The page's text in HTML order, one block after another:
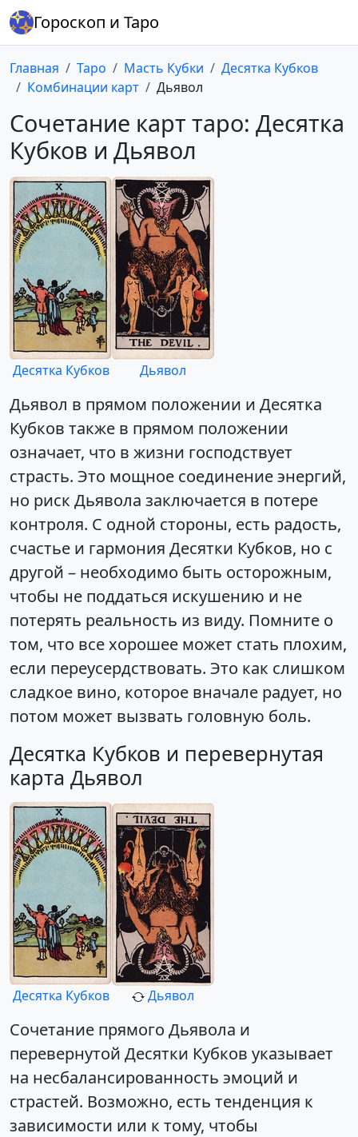
Гороскоп и Таро
Главная Таро Масть Кубки
Десятка Кубков
Комбинации карт
Дьявол
Сочетание карт таро: Десятка
Кубков и Дьявол
Десятка Кубков Дьявол
Дьявол в прямом положении и Десятка
Кубков также в прямом положении
означает, что в жизни господствует
страсть. Это мощное соединение энергий,
но риск Дьявола заключается в потере
контроля. С одной стороны, есть радость,
счастье и гармония Десятки Кубков, но с
другой – необходимо быть осторожным,
чтобы не поддаться искушению и не
потерять реальность из виду. Помните о
том, что все хорошее может стать плохим,
если переусердствовать. Это как слишком
сладкое вино, которое вначале радует, но
потом может вызвать головную боль.
Десятка Кубков и перевернутая
карта Дьявол
Десятка Кубков Дьявол
Сочетание прямого Дьявола и
перевернутой Десятки Кубков указывает
на несбалансированность эмоций и
страстей. Возможно, есть тенденция к
зависимости или к тому, чтобы